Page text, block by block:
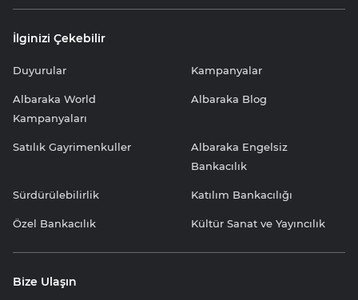
İlginizi Çekebilir
Duyurular Kampanyalar
Albaraka World
Kampanyaları
Albaraka Blog
Satılık Gayrimenkuller
Albaraka Engelsiz
Bankacılık
Sürdürülebilirlik Katılım Bankacılığı
Özel Bankacılık Kültür Sanat ve Yayıncılık
Bize Ulaşın